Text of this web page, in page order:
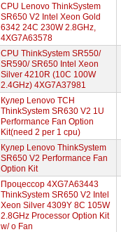
CPU Lenovo ThinkSystem
SR650 V2 Intel Xeon Gold
6342 24C 230W 2.8GHz,
4XG7A63578
CPU ThinkSystem SR550/
SR590/ SR650 Intel Xeon
Silver 4210R (10C 100W
2.4GHz) 4XG7A37981
Кулер Lenovo TCH
ThinkSystem SR630 V2 1U
Performance Fan Option
Kit(need 2 per 1 cpu)
Кулер Lenovo ThinkSystem
SR650 V2 Performance Fan
Option Kit
Процессор 4XG7A63443
ThinkSystem SR650 V2 Intel
Xeon Silver 4309Y 8C 105W
2.8GHz Processor Option Kit
w/ o Fan